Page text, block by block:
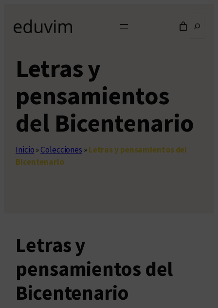
contenido
Letras y
pensamientos
del Bicentenario
Inicio»Colecciones »Letras y pensamientos del
Bicentenario
Letras y
pensamientos del
Bicentenario